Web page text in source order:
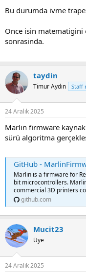
Bu durumda ivme
Once isin
sonrasinda.
taydin
Timur Aydın Staff
24 Aralık 2025
Marlin firmware
sürü algoritma
GitHub - MarlinFirmware/Marlin: Marlin is a firmware for RepRap 3D printers optimized
Marlin is a firmware for
bit microcontrollers.
commercial 3D printers
github.com
Mucit23
Üye
24 Aralık 2025